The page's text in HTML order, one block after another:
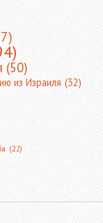
(50)
из Израиля (32)
(22)